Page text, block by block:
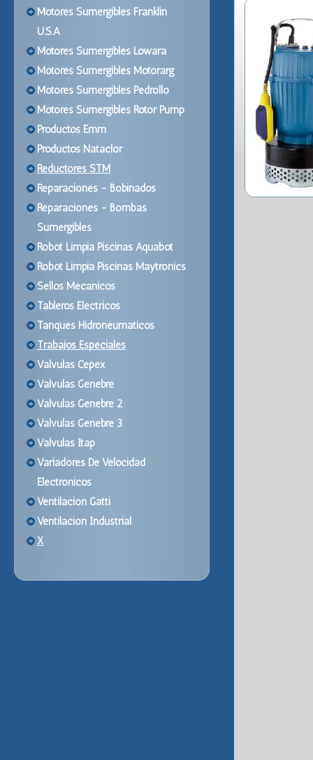
Motores Sumergibles Franklin
U.S.A
Motores Sumergibles Lowara
Motores Sumergibles Motorarg
Motores Sumergibles Pedrollo
Motores Sumergibles Rotor Pump
Productos Emm
Productos Nataclor
Reductores STM
Reparaciones - Bobinados
Reparaciones - Bombas
Sumergibles
Robot Limpia Piscinas Aquabot
Robot Limpia Piscinas Maytronics
Sellos Mecanicos
Tableros Electricos
Tanques Hidroneumaticos
Trabajos Especiales
Valvulas Cepex
Valvulas Genebre
Valvulas Genebre 2
Valvulas Genebre 3
Valvulas Itap
Variadores De Velocidad
Electronicos
Ventilacion Gatti
Ventilacion Industrial
X